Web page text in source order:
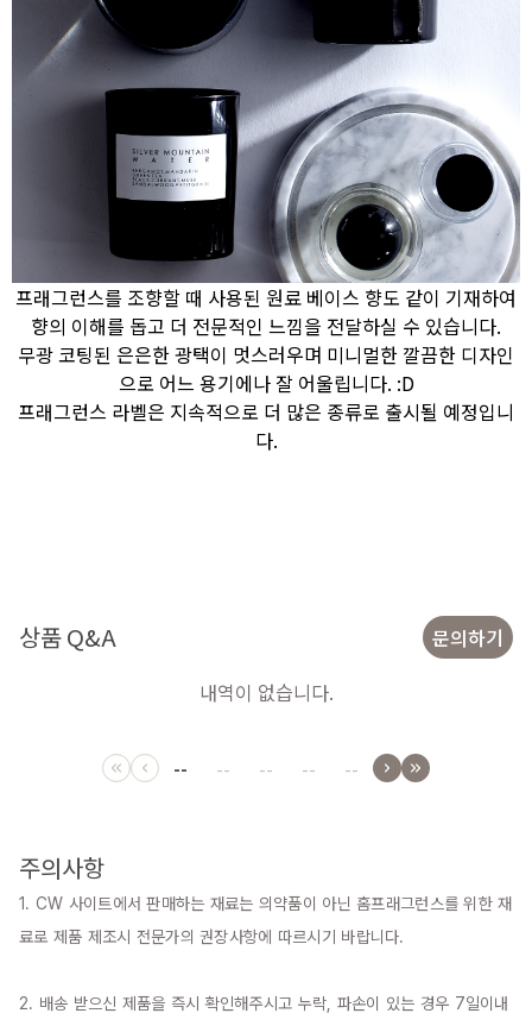
프래그런스를 조향할 때 사용된 원료 베이스 향도 같이 기재하여
향의 이해를 돕고 더 전문적인 느낌을 전달하실 수 있습니다.
무광 코팅된 은은한 광택이 멋스러우며 미니멀한 깔끔한 디자인
으로 어느 용기에나 잘 어울립니다. :D
프래그런스 라벨은 지속적으로 더 많은 종류로 출시될 예정입니
다.
상품 Q&A
문의하기
내역이 없습니다.
-- -- -- -- --
주의사항
1. CW 사이트에서 판매하는 재료는 의약품이 아닌 홈프래그런스를 위한 재
료로 제품 제조시 전문가의 권장사항에 따르시기 바랍니다.
2. 배송 받으신 제품을 즉시 확인해주시고 누락, 파손이 있는 경우 7일이내